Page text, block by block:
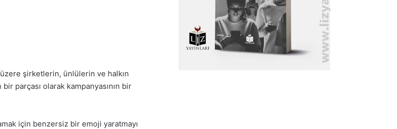
şirketlerin, ünlülerin ve halkın
parçası olarak kampanyasının bir
için benzersiz bir emoji yaratmayı